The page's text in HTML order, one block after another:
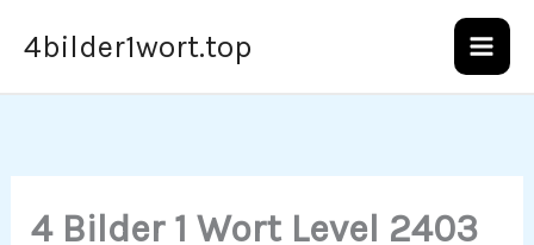
Inhalt
4bilder1wort.top
4 Bilder 1 Wort Level 2403